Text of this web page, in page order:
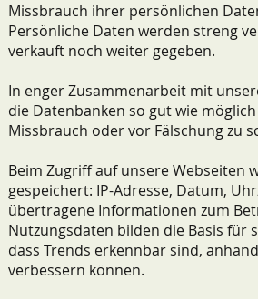
Missbrauch ihrer persönlichen
Persönliche Daten werden streng
verkauft noch weiter gegeben.
In enger Zusammenarbeit mit
die Datenbanken so gut wie
Missbrauch oder vor Fälschung zu
Beim Zugriff auf unsere Webseiten
gespeichert: IP-Adresse, Datum,
übertragene Informationen zum
Nutzungsdaten bilden die Basis für
dass Trends erkennbar sind,
verbessern können.